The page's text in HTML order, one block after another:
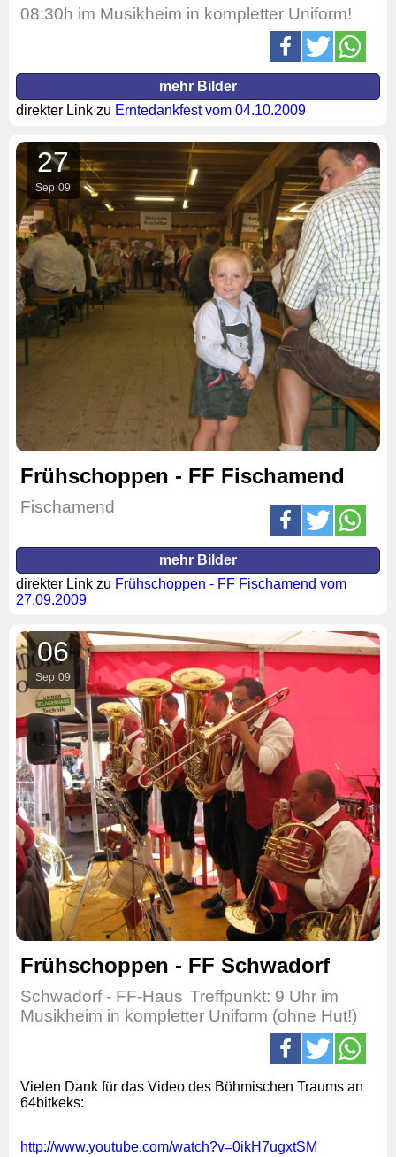
08:30h im Musikheim in kompletter Uniform!
mehr Bilder
direkter Link zu Erntedankfest vom 04.10.2009
27
Sep 09
Frühschoppen - FF Fischamend
Fischamend
mehr Bilder
direkter Link zu Frühschoppen - FF Fischamend vom
27.09.2009
06
Sep 09
Frühschoppen - FF Schwadorf
Schwadorf - FF-Haus Treffpunkt: 9 Uhr im
Musikheim in kompletter Uniform (ohne Hut!)
Vielen Dank für das Video des Böhmischen Traums an
64bitkeks:
http://www.youtube.com/watch?v=0ikH7ugxtSM